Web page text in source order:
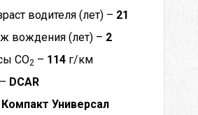
водителя (лет) – 21
вождения (лет) – 2
CO2 – 114 г/км
DCAR
Компакт Универсал